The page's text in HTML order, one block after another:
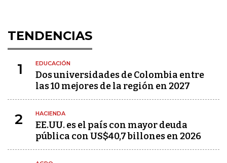
TENDENCIAS
1 EDUCACIÓN
Dos universidades de Colombia entre
las 10 mejores de la región en 2027
2 HACIENDA
EE.UU. es el país con mayor deuda
pública con US$40,7 billones en 2026